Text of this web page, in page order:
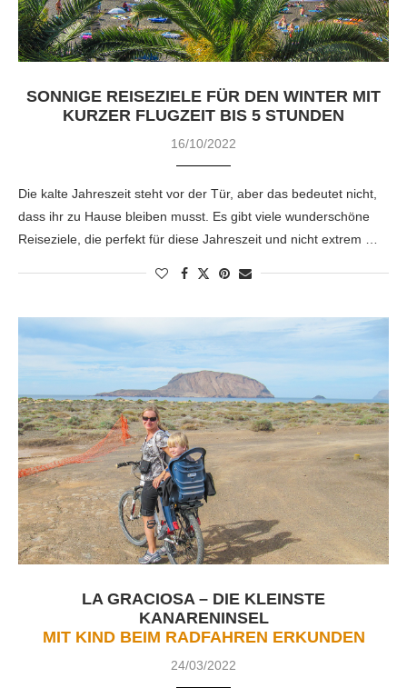
SONNIGE REISEZIELE FÜR DEN WINTER MIT
KURZER FLUGZEIT BIS 5 STUNDEN
16/10/2022
Die kalte Jahreszeit steht vor der Tür, aber das bedeutet nicht,
dass ihr zu Hause bleiben musst. Es gibt viele wunderschöne
Reiseziele, die perfekt für diese Jahreszeit und nicht extrem …
LA GRACIOSA – DIE KLEINSTE
KANARENINSEL
MIT KIND BEIM RADFAHREN ERKUNDEN
24/03/2022